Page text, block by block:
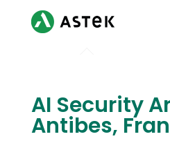
AI Security
Antibes,